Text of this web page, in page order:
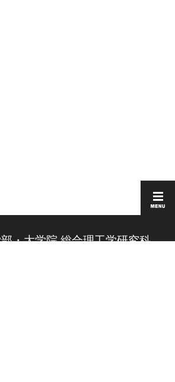
部・大学院 総合理工学研究科